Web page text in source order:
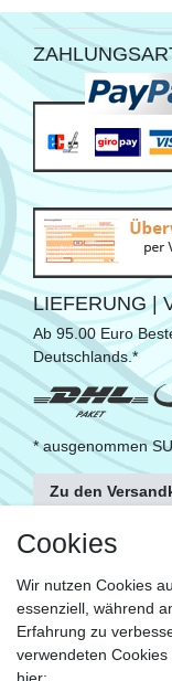
LIEFERUNG |
Ab 95.00 Euro
Deutschlands.*
* ausgenommen
Zu den
FOLGE UNS
KONTAKT
Fragen?
Cookies
Wir nutzen Cookies
essenziell, während
Erfahrung zu
verwendeten